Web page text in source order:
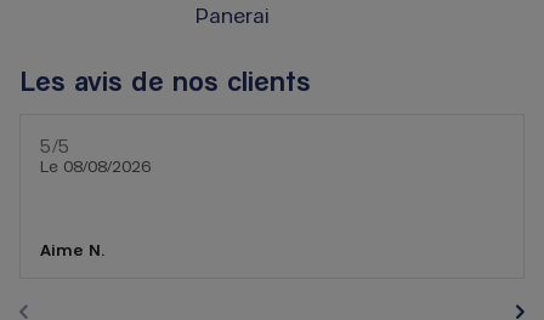
Panerai
Les avis de nos clients
5/5
Le 08/08/2026
Aime N.